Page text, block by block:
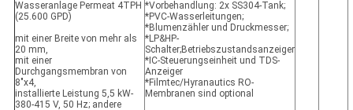
Wasseranlage Permeat 4TPH
(25.600 GPD)
mit einer Breite von mehr als
20 mm,
mit einer
Durchgangsmembran von
8"x4,
installierte Leistung 5,5 kW-
380-415 V, 50 Hz; andere
*Vorbehandlung: 2x SS304-Tank;
*PVC-Wasserleitungen;
*Blumenzähler und Druckmesser;
*LP&HP-
Schalter;Betriebszustandsanzeiger
*IC-Steuerungseinheit und TDS-
Anzeiger
*Filmtec/Hyranautics RO-
Membranen sind optional